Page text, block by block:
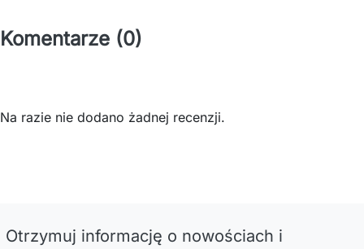
Komentarze (0)
Na razie nie dodano żadnej recenzji.
Otrzymuj informację o nowościach i